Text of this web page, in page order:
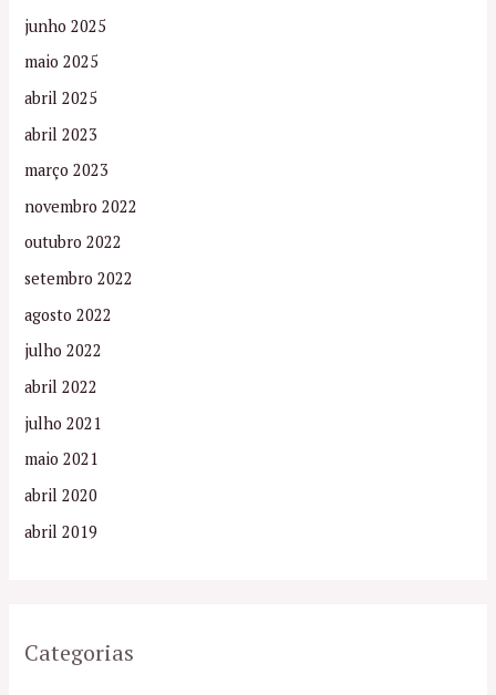
junho 2025
maio 2025
abril 2025
abril 2023
março 2023
novembro 2022
outubro 2022
setembro 2022
agosto 2022
julho 2022
abril 2022
julho 2021
maio 2021
abril 2020
abril 2019
Categorias